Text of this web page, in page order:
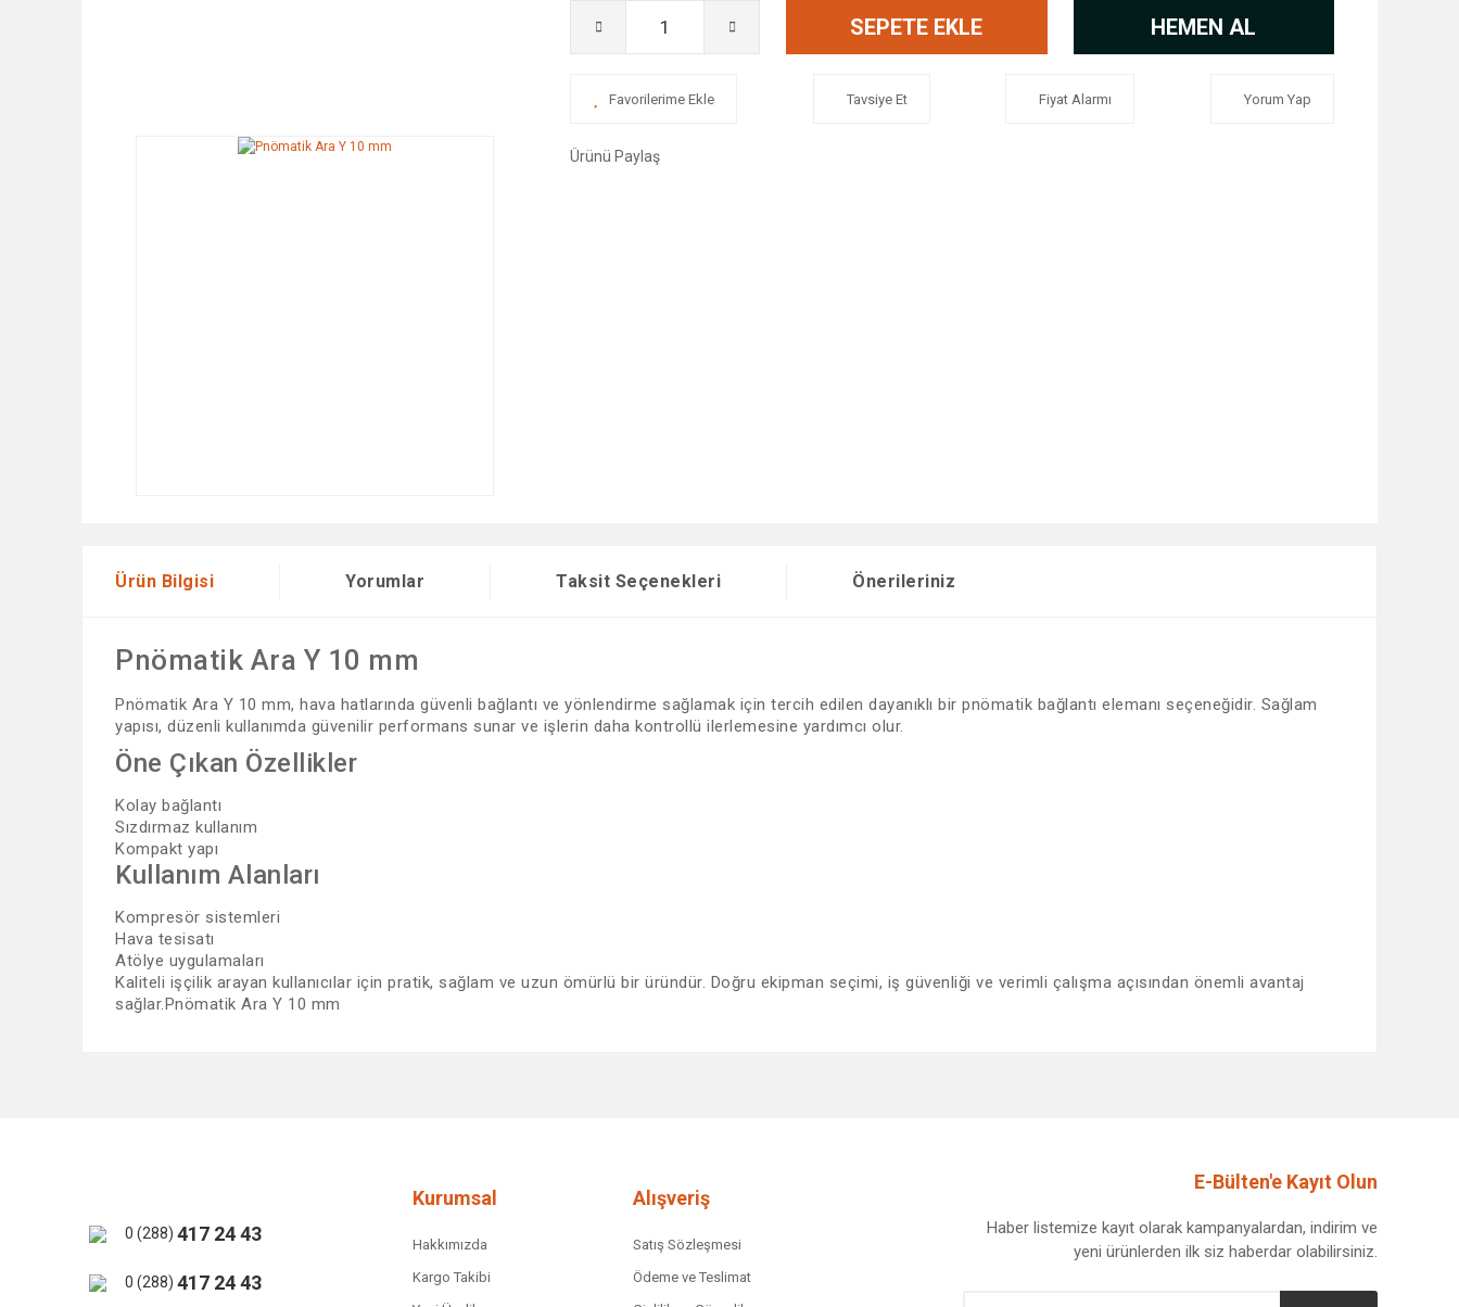
SEPETE EKLE HEMEN AL
Tavsiye Et Fiyat Alarmı Yorum Yap
Ürünü Paylaş
Ürün Bilgisi Yorumlar Taksit Seçenekleri Önerileriniz
Pnömatik Ara Y 10 mm
Pnömatik Ara Y 10 mm, hava hatlarında güvenli bağlantı ve yönlendirme sağlamak için tercih edilen dayanıklı bir pnömatik bağlantı elemanı seçeneğidir. Sağlam
yapısı, düzenli kullanımda güvenilir performans sunar ve işlerin daha kontrollü ilerlemesine yardımcı olur.
Öne Çıkan Özellikler
Kolay bağlantı
Sızdırmaz kullanım
Kompakt yapı
Kullanım Alanları
Kompresör sistemleri
Hava tesisatı
Atölye uygulamaları
Kaliteli işçilik arayan kullanıcılar için pratik, sağlam ve uzun ömürlü bir üründür. Doğru ekipman seçimi, iş güvenliği ve verimli çalışma açısından önemli avantaj
sağlar.Pnömatik Ara Y 10 mm
Bu ürüne benzer farklı alternatifler olmalı.
0 (288) 417 24 43
0 (288) 417 24 43
Kurumsal
Hakkımızda
Kargo Takibi
Alışveriş
Satış Sözleşmesi
Ödeme ve Teslimat
E-Bülten'e Kayıt Olun
Haber listemize kayıt olarak kampanyalardan, indirim ve
yeni ürünlerden ilk siz haberdar olabilirsiniz.